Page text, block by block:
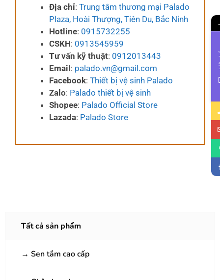
Địa chỉ: Trung tâm thương mại Palado
Plaza, Hoài Thượng, Tiên Du, Bắc Ninh
Hotline: 0915732255
CSKH: 0913545959
Tư vấn kỹ thuật: 0912013443
Email: palado.vn@gmail.com
Facebook: Thiết bị vệ sinh Palado
Zalo: Palado thiết bị vệ sinh
Shopee: Palado Official Store
Lazada: Palado Store
Tất cả sản phẩm
→ Sen tắm cao cấp